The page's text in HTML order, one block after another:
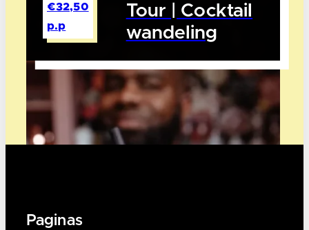
€32,50
p.p
Tour | Cocktail
wandeling
Paginas